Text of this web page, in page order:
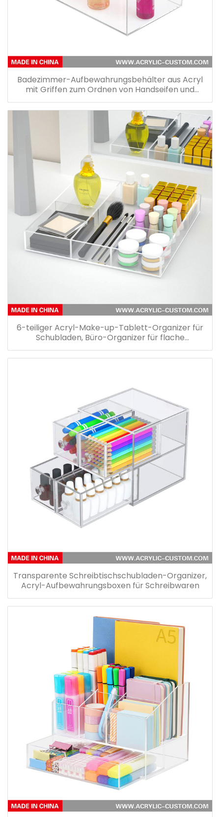
Badezimmer-Aufbewahrungsbehälter aus Acryl
mit Griffen zum Ordnen von Handseifen und
Körperwaschmitteln
6-teiliger Acryl-Make-up-Tablett-Organizer für
Schubladen, Büro-Organizer für flache
Schubladen (11,8 x 11,8 Zoll)
Transparente Schreibtischschubladen-Organizer,
Acryl-Aufbewahrungsboxen für Schreibwaren